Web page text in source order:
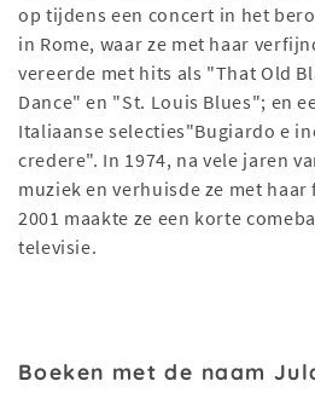
op tijdens een concert in het
in Rome, waar ze met haar
vereerde met hits als "That Old
Dance" en "St. Louis Blues"; en
Italiaanse selecties"Bugiardo e
credere". In 1974, na vele jaren
muziek en verhuisde ze met
2001 maakte ze een korte
televisie.
Boeken met de naam